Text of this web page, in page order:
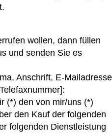
wollen, dann füllen
und senden Sie es
Anschrift, E-Mailadresse
(*) den von mir/uns (*)
den Kauf der folgenden
folgenden Dienstleistung